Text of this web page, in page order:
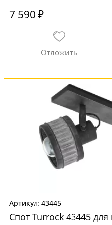
7 590 ₽
43445
Спот Turrock 43445 для